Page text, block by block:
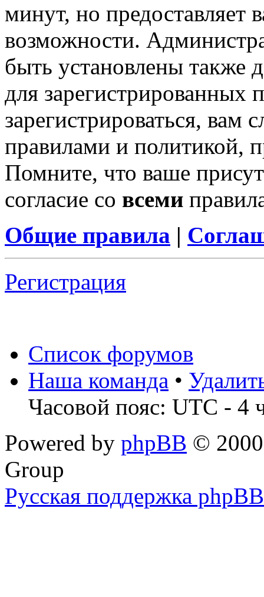
минут, но предоставляет
возможности.
быть установлены также
для зарегистрированных
зарегистрироваться, вам
правилами и политикой,
Помните, что ваше
согласие со всеми
Общие правила |
Регистрация
Список форумов
Наша команда •
Часовой пояс: UTC - 4
Powered by phpBB ©
Group
Русская поддержка phpBB